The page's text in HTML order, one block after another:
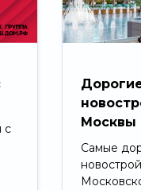
с
Москвы
Самые